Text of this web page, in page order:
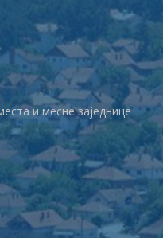
и месне заједнице